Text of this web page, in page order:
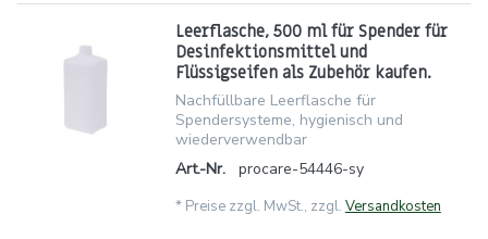
Leerflasche, 500 ml für Spender für
Desinfektionsmittel und
Flüssigseifen als Zubehör kaufen.
Nachfüllbare Leerflasche für
Spendersysteme, hygienisch und
wiederverwendbar
Art.-Nr.
procare-54446-sy
* Preise zzgl. MwSt., zzgl. Versandkosten